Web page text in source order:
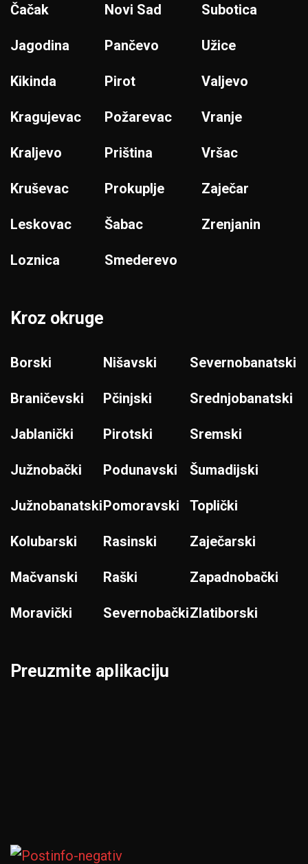
Čačak
Jagodina
Kikinda
Kragujevac
Kraljevo
Kruševac
Leskovac
Loznica
Novi Sad
Pančevo
Pirot
Požarevac
Priština
Prokuplje
Šabac
Smederevo
Subotica
Užice
Valjevo
Vranje
Vršac
Zaječar
Zrenjanin
Kroz okruge
Borski
Braničevski
Jablanički
Južnobački
Južnobanatski
Kolubarski
Mačvanski
Moravički
Nišavski
Pčinjski
Pirotski
Podunavski
Pomoravski
Rasinski
Raški
Severnobački
Severnobanatski
Srednjobanatski
Sremski
Šumadijski
Toplički
Zaječarski
Zapadnobački
Zlatiborski
Preuzmite aplikaciju